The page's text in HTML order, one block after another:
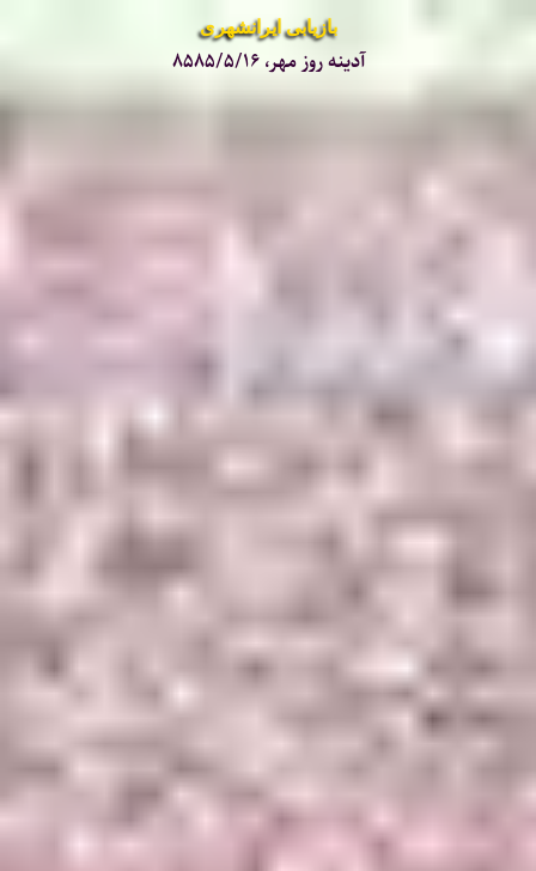
بازیابی ایرانشهری
آدینه روز مهر، ۸۵۸۵/۵/۱۶